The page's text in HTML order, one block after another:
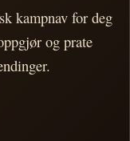
kampnav for deg
og prate